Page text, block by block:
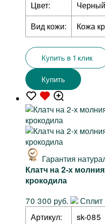
Цвет:
Черный
Вид кожи:
Кожа
Купить в 1 клик
Купить
Гарантия
Клатч на 2-х
крокодила
70 300 руб.
Сплит
Артикул:
sk-085